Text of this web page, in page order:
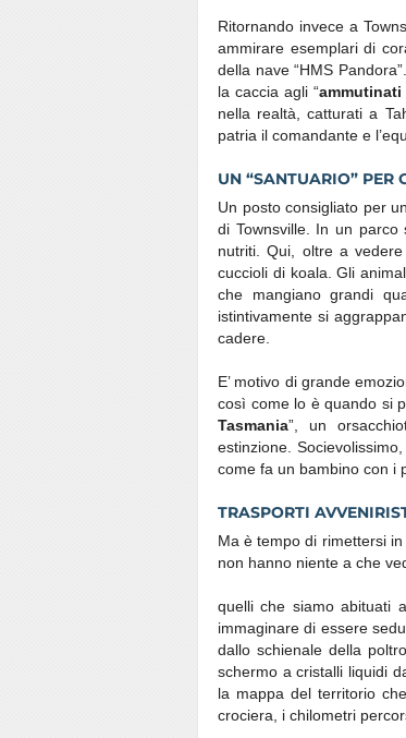
Ritornando invece a
ammirare esemplari di
della nave “HMS
la caccia agli “
nella realtà, catturati a
patria il comandante e
UN “SANTUARIO” PER
Un posto consigliato per
di Townsville. In un
nutriti. Qui, oltre a
cuccioli di koala. Gli
che mangiano grandi
istintivamente si
cadere.
E’ motivo di grande
così come lo è quando si
Tasmania”, un
estinzione.
come fa un bambino con i
TRASPORTI
Ma è tempo di rimettersi
non hanno niente a che
quelli che siamo abituati
immaginare di essere
dallo schienale della
schermo a cristalli liquidi
la mappa del territorio
crociera, i chilometri